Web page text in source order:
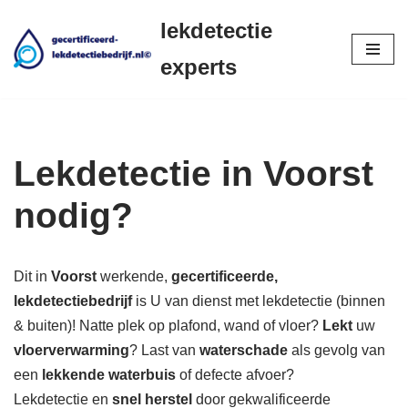
Ga
lekdetectie
experts
Lekdetectie in Voorst
nodig?
Dit in Voorst werkende, gecertificeerde,
lekdetectiebedrijf is U van dienst met lekdetectie (binnen
& buiten)! Natte plek op plafond, wand of vloer? Lekt uw
vloerverwarming? Last van waterschade als gevolg van
een lekkende waterbuis of defecte afvoer?
Lekdetectie en snel herstel door gekwalificeerde